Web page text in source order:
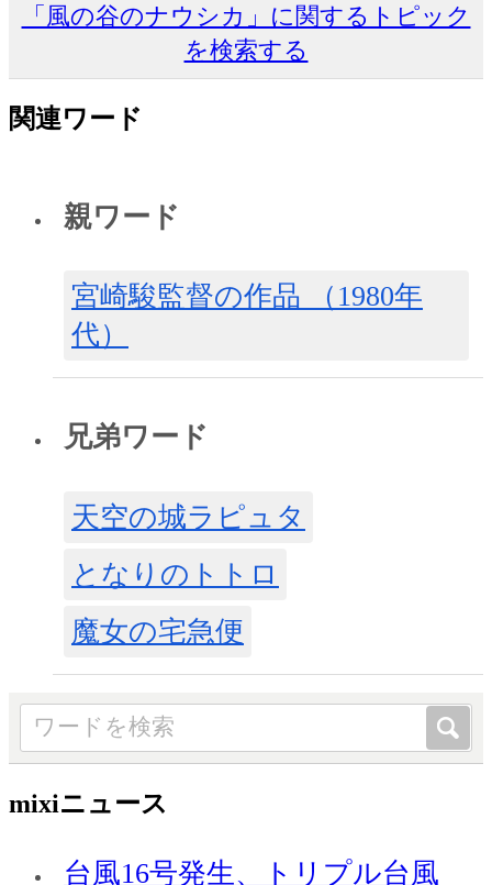
「風の谷のナウシカ」に関するトピック
を検索する
関連ワード
親ワード
宮崎駿監督の作品 （1980年
代）
兄弟ワード
天空の城ラピュタ
となりのトトロ
魔女の宅急便
mixiニュース
台風16号発生、トリプル台風